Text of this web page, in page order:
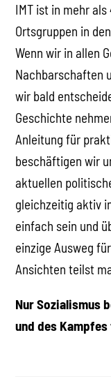
IMT ist in mehr
Ortsgruppen in
Wenn wir in allen
Nachbarschaften
wir bald
Geschichte
Anleitung für
beschäftigen wir
aktuellen
gleichzeitig aktiv
einfach sein und
einzige Ausweg
Ansichten teilst
Nur Sozialismus
und des